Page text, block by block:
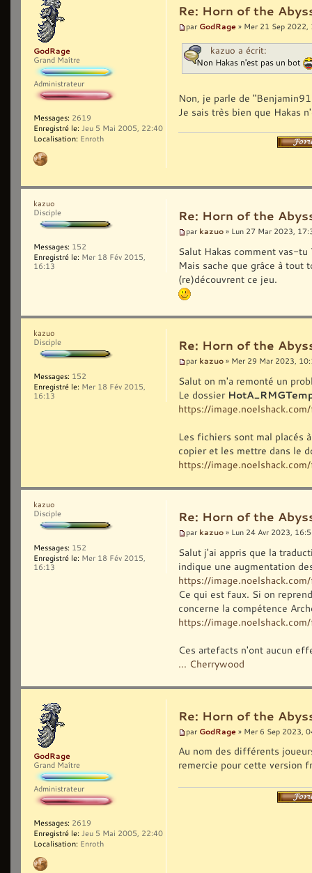
Re: Horn of the
par GodRage » Mer 21 Sep 2022,
kazuo a écrit:
Non Hakas n'est pas un bot
Non, je parle de
Je sais très bien que Hakas
GodRage
Grand Maître
Administrateur
Messages: 2619
Enregistré le: Jeu 5 Mai 2005, 22:40
Localisation: Enroth
Re: Horn of the
par kazuo » Lun 27 Mar 2023,
Salut Hakas comment vas-tu
Mais sache que grâce à
(re)découvrent ce jeu.
kazuo
Disciple
Messages: 152
Enregistré le: Mer 18 Fév 2015,
16:13
Re: Horn of the
par kazuo » Mer 29 Mar 2023,
Salut on m'a remonté un
Le dossier
https://
Les fichiers sont mal placés
copier et les mettre dans le
https://
kazuo
Disciple
Messages: 152
Enregistré le: Mer 18 Fév 2015,
16:13
Re: Horn of the
par kazuo » Lun 24 Avr 2023,
Salut j'ai appris que la
indique une augmentation
https://
Ce qui est faux. Si on
concerne la compétence
https://
Ces artefacts n'ont aucun
... Cherrywood
kazuo
Disciple
Messages: 152
Enregistré le: Mer 18 Fév 2015,
16:13
Re: Horn of the
par GodRage » Mer 6 Sep 2023,
Au nom des différents
remercie pour cette version
GodRage
Grand Maître
Administrateur
Messages: 2619
Enregistré le: Jeu 5 Mai 2005, 22:40
Localisation: Enroth